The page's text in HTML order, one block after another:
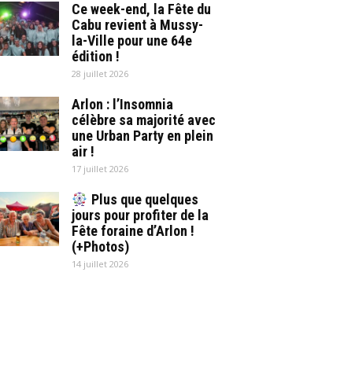
Ce week-end, la Fête du
Cabu revient à Mussy-
la-Ville pour une 64e
édition !
28 juillet 2026
Arlon : l’Insomnia
célèbre sa majorité avec
une Urban Party en plein
air !
17 juillet 2026
Plus que quelques
jours pour profiter de la
Fête foraine d’Arlon !
(+Photos)
14 juillet 2026